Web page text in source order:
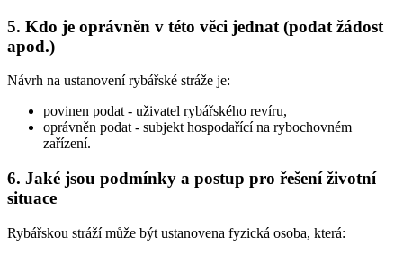
5. Kdo je oprávněn v této věci jednat (podat žádost
apod.)
Návrh na ustanovení rybářské stráže je:
povinen podat - uživatel rybářského revíru,
oprávněn podat - subjekt hospodařící na rybochovném
zařízení.
6. Jaké jsou podmínky a postup pro řešení životní
situace
Rybářskou stráží může být ustanovena fyzická osoba, která: